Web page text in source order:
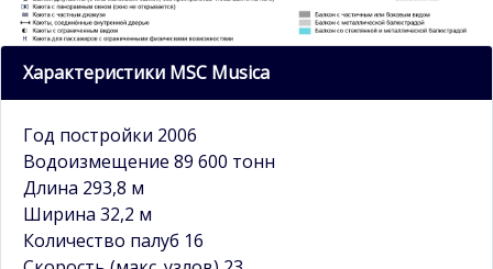
Характеристики MSC Musica
Год постройки 2006
Водоизмещение 89 600 тонн
Длина 293,8 м
Ширина 32,2 м
Количество палуб 16